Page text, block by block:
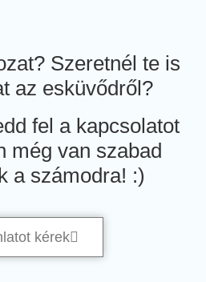
Szeretnél te is
az esküvődről?
fel a kapcsolatot
még van szabad
a számodra! :)
kérek